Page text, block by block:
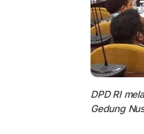
DPD RI
Gedung